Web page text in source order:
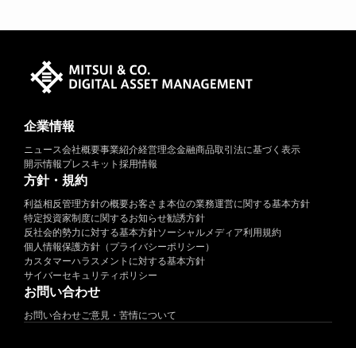
企業情報
ニュース会社概要事業紹介経営理念金融商品取引法に基づく表示
開示情報プレスキット採用情報
方針・規約
利益相反管理方針の概要お客さま本位の業務運営に関する基本方針
特定投資家制度に関するお知らせ勧誘方針
反社会的勢力に対する基本方針ソーシャルメディア利用規約
個人情報保護方針（プライバシーポリシー）
カスタマーハラスメントに対する基本方針
サイバーセキュリティポリシー
お問い合わせ
お問い合わせご意見・苦情について